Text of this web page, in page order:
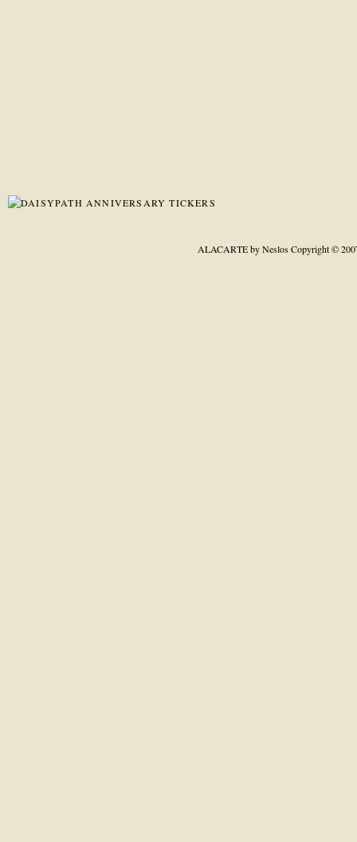
ALACARTE by NeslosCopyright ©